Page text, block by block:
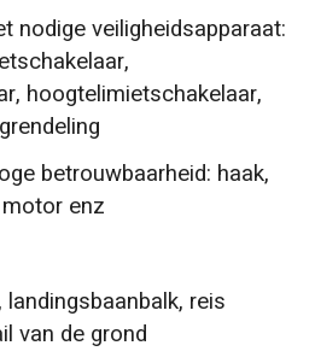
nodige veiligheidsapparaat:
hoogtelimietschakelaar,
betrouwbaarheid: haak,
enz
reis
van de grond